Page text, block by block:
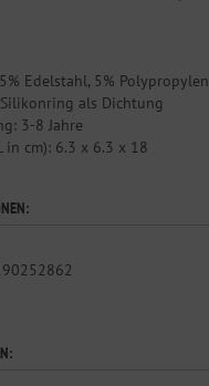
Edelstahl, 5% Polypropylen
als Dichtung
3-8 Jahre
in cm): 6.3 x 6.3 x 18